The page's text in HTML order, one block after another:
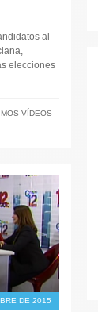
al
elecciones
VÍDEOS
DE 2015